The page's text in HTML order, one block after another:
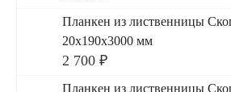
Планкен из лиственницы
20x190x3000 мм
2 700 ₽
Планкен из лиственницы